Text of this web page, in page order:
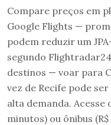
Compare preços em
Google Flights —
podem reduzir um
segundo
destinos — voar para
vez de Recife pode
alta demanda. Acesse
minutos) ou ônibus